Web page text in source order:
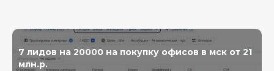
7 лидов на 20000 на покупку офисов в мск от 21
млн.р.